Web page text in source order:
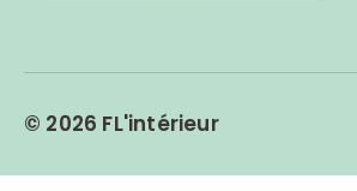
© 2026 FL'intérieur